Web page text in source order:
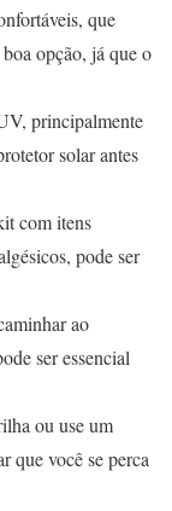
que
opção, já que o
principalmente
solar antes
com itens
pode ser
ao
ser essencial
ou use um
que você se perca